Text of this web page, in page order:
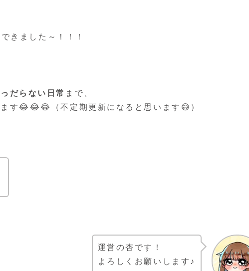
きました～！！！
っだらない日常 まで、
す😂😂😂（不定期更新になると思います😅）
運営の杏です！
よろしくお願いします♪